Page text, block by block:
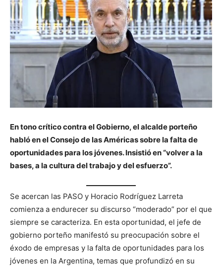
En tono crítico contra el Gobierno, el alcalde porteño
habló en el Consejo de las Américas sobre la falta de
oportunidades para los jóvenes. Insistió en “volver a la
bases, a la cultura del trabajo y del esfuerzo”.
Se acercan las PASO y Horacio Rodríguez Larreta
comienza a endurecer su discurso “moderado” por el que
siempre se caracteriza. En esta oportunidad, el jefe de
gobierno porteño manifestó su preocupación sobre el
éxodo de empresas y la falta de oportunidades para los
jóvenes en la Argentina, temas que profundizó en su